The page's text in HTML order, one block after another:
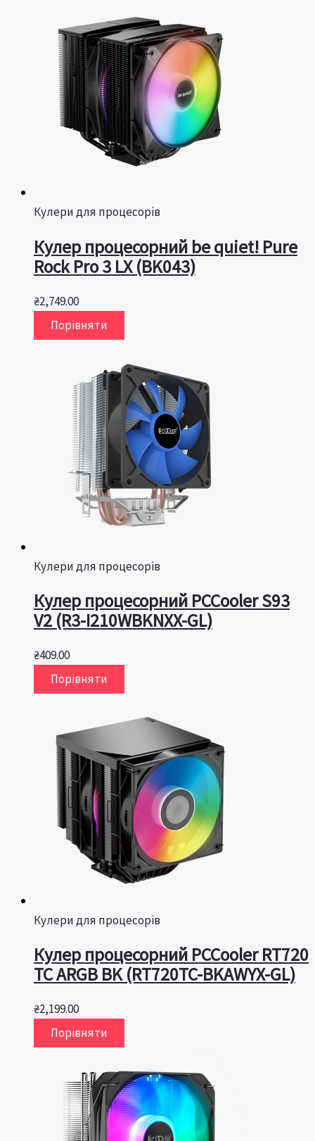
Кулери для процесорів
Кулер процесорний be quiet! Pure
Rock Pro 3 LX (BK043)
₴2,749.00
Порівняти
Кулери для процесорів
Кулер процесорний PCCooler S93
V2 (R3-I210WBKNXX-GL)
₴409.00
Порівняти
Кулери для процесорів
Кулер процесорний PCCooler RT720
TC ARGB BK (RT720TC-BKAWYX-GL)
₴2,199.00
Порівняти